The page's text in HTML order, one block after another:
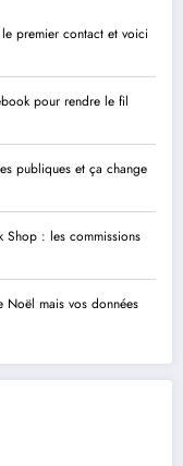
premier contact et voici
pour rendre le fil
publiques et ça change
Shop : les commissions
Noël mais vos données